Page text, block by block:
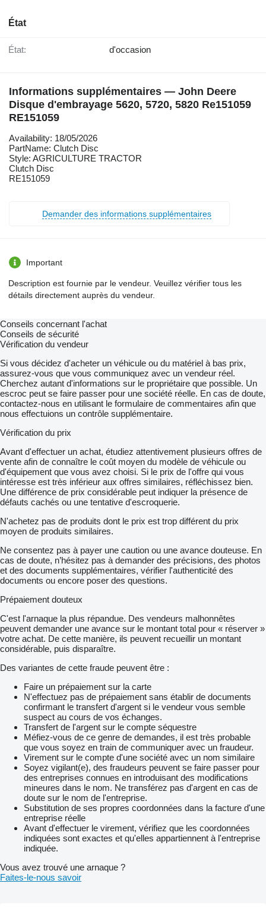
État
État: d'occasion
Informations supplémentaires — John Deere
Disque d'embrayage 5620, 5720, 5820 Re151059
RE151059
Availability: 18/05/2026
PartName: Clutch Disc
Style: AGRICULTURE TRACTOR
Clutch Disc
RE151059
Demander des informations supplémentaires
Important
Description est fournie par le vendeur. Veuillez vérifier tous les
détails directement auprès du vendeur.
Conseils concernant l'achat
Conseils de sécurité
Vérification du vendeur
Si vous décidez d'acheter un véhicule ou du matériel à bas prix,
assurez-vous que vous communiquez avec un vendeur réel.
Cherchez autant d'informations sur le propriétaire que possible. Un
escroc peut se faire passer pour une société réelle. En cas de doute,
contactez-nous en utilisant le formulaire de commentaires afin que
nous effectuions un contrôle supplémentaire.
Vérification du prix
Avant d'effectuer un achat, étudiez attentivement plusieurs offres de
vente afin de connaître le coût moyen du modèle de véhicule ou
d'équipement que vous avez choisi. Si le prix de l'offre qui vous
intéresse est très inférieur aux offres similaires, réfléchissez bien.
Une différence de prix considérable peut indiquer la présence de
défauts cachés ou une tentative d'escroquerie.
N'achetez pas de produits dont le prix est trop différent du prix
moyen de produits similaires.
Ne consentez pas à payer une caution ou une avance douteuse. En
cas de doute, n’hésitez pas à demander des précisions, des photos
et des documents supplémentaires, vérifier l'authenticité des
documents ou encore poser des questions.
Prépaiement douteux
C'est l'arnaque la plus répandue. Des vendeurs malhonnêtes
peuvent demander une avance sur le montant total pour « réserver »
votre achat. De cette manière, ils peuvent recueillir un montant
considérable, puis disparaître.
Des variantes de cette fraude peuvent être :
Faire un prépaiement sur la carte
N'effectuez pas de prépaiement sans établir de documents
confirmant le transfert d'argent si le vendeur vous semble
suspect au cours de vos échanges.
Transfert de l'argent sur le compte séquestre
Méfiez-vous de ce genre de demandes, il est très probable
que vous soyez en train de communiquer avec un fraudeur.
Virement sur le compte d'une société avec un nom similaire
Soyez vigilant(e), des fraudeurs peuvent se faire passer pour
des entreprises connues en introduisant des modifications
mineures dans le nom. Ne transférez pas d'argent en cas de
doute sur le nom de l'entreprise.
Substitution de ses propres coordonnées dans la facture d'une
entreprise réelle
Avant d'effectuer le virement, vérifiez que les coordonnées
indiquées sont exactes et qu'elles appartiennent à l'entreprise
indiquée.
Vous avez trouvé une arnaque ?
Faites-le-nous savoir